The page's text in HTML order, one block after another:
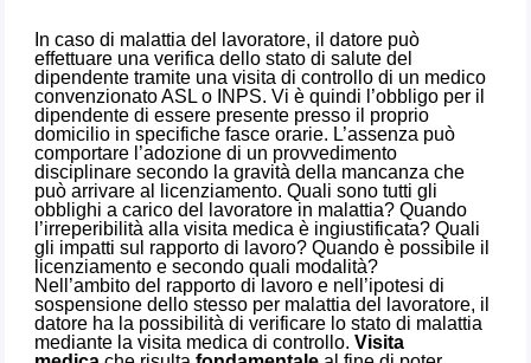
In caso di malattia del lavoratore, il datore può
effettuare una verifica dello stato di salute del
dipendente tramite una visita di controllo di un medico
convenzionato ASL o INPS. Vi è quindi l’obbligo per il
dipendente di essere presente presso il proprio
domicilio in specifiche fasce orarie. L’assenza può
comportare l’adozione di un provvedimento
disciplinare secondo la gravità della mancanza che
può arrivare al licenziamento. Quali sono tutti gli
obblighi a carico del lavoratore in malattia? Quando
l’irreperibilità alla visita medica è ingiustificata? Quali
gli impatti sul rapporto di lavoro? Quando è possibile il
licenziamento e secondo quali modalità?
Nell’ambito del rapporto di lavoro e nell’ipotesi di
sospensione dello stesso per malattia del lavoratore, il
datore ha la possibilità di verificare lo stato di malattia
mediante la visita medica di controllo.Visita